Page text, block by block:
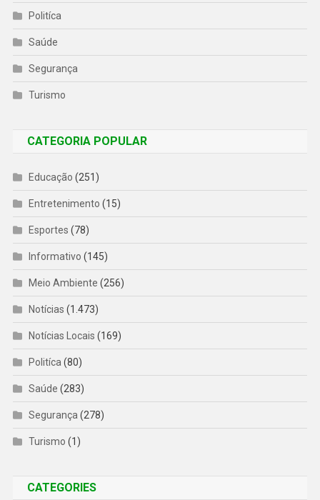
Politíca
Saúde
Segurança
Turismo
CATEGORIA POPULAR
Educação (251)
Entretenimento (15)
Esportes (78)
Informativo (145)
Meio Ambiente (256)
Notícias (1.473)
Notícias Locais (169)
Politíca (80)
Saúde (283)
Segurança (278)
Turismo (1)
CATEGORIES